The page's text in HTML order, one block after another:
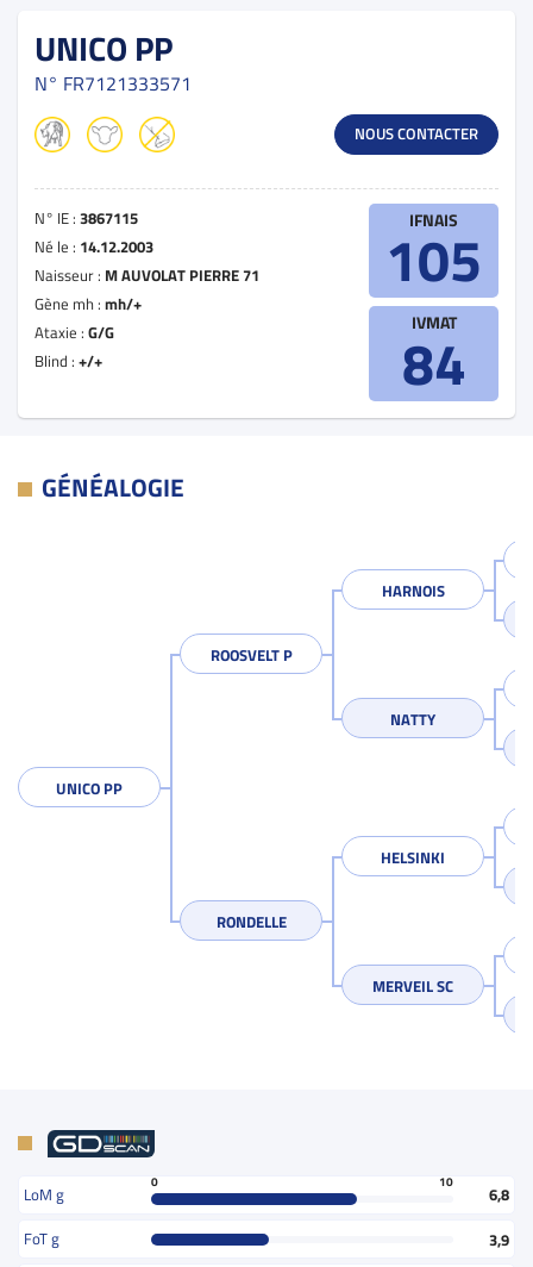
UNICO PP
N° FR7121333571
NOUS CONTACTER
N° IE : 3867115
Né le : 14.12.2003
Naisseur : M AUVOLAT PIERRE 71
Gène mh : mh/+
Ataxie : G/G
Blind : +/+
IFNAIS
105
IVMAT
84
GÉNÉALOGIE
UNICO PP
ROOSVELT P
HARNOIS
NATTY
RONDELLE
HELSINKI
MERVEIL SC
LoM g
0 10
6,8
FoT g
3,9